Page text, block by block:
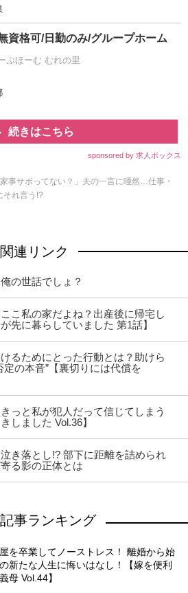
資格可/日勤のみ/グループホーム
ぷほーむ むれの里
続きはこちら
sponsored by 求人ボックス
事サボってない？」夫の一言に唖然…仕事・
それ言う!?
関連リンク
の世話でしょ？
こ私の家だよね？出産後に帰宅し
先に暮らしていました 第1話】
るためにとった行動とは？助けら
の本音”【裏切りには代償を
っと私が犯人だって信じてしまう
しました Vol.36】
き落とし!? 部下に距離を詰められ
る影の正体とは
事ランキング
を卒業してノーストレス！ 離婚から始
新たな人生に悔いはなし！【嫁を便利
母 Vol.44】